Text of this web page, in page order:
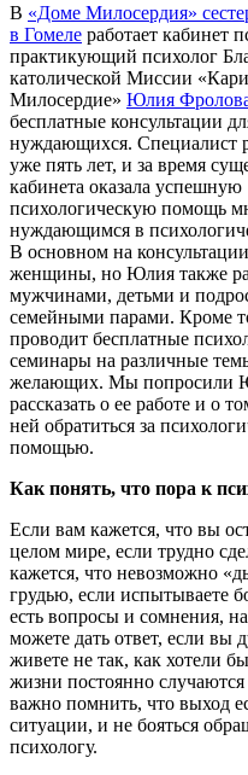
В «Доме Милосердия»
в Гомеле работает кабинет
практикующий психолог
католической Миссии
Милосердие» Юлия
бесплатные консультации
нуждающихся. Специалист
уже пять лет, и за время
кабинета оказала успешную
психологическую помощь
нуждающимся в
В основном на
женщины, но Юлия также
мужчинами, детьми и
семейными парами. Кроме
проводит бесплатные
семинары на различные
желающих. Мы попросили
рассказать о ее работе и о
ней обратиться за
помощью.
Как понять, что пора к
Если вам кажется, что вы
целом мире, если трудно
кажется, что невозможно
грудью, если испытываете
есть вопросы и сомнения,
можете дать ответ, если вы
живете не так, как хотели
жизни постоянно случаются
важно помнить, что выход
ситуации, и не бояться
психологу.